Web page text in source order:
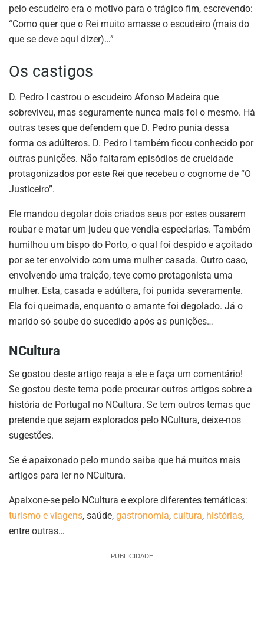
pelo escudeiro era o motivo para o trágico fim, escrevendo:
“Como quer que o Rei muito amasse o escudeiro (mais do
que se deve aqui dizer)…”
Os castigos
D. Pedro I castrou o escudeiro Afonso Madeira que
sobreviveu, mas seguramente nunca mais foi o mesmo. Há
outras teses que defendem que D. Pedro punia dessa
forma os adúlteros. D. Pedro I também ficou conhecido por
outras punições. Não faltaram episódios de crueldade
protagonizados por este Rei que recebeu o cognome de “O
Justiceiro”.
Ele mandou degolar dois criados seus por estes ousarem
roubar e matar um judeu que vendia especiarias. Também
humilhou um bispo do Porto, o qual foi despido e açoitado
por se ter envolvido com uma mulher casada. Outro caso,
envolvendo uma traição, teve como protagonista uma
mulher. Esta, casada e adúltera, foi punida severamente.
Ela foi queimada, enquanto o amante foi degolado. Já o
marido só soube do sucedido após as punições…
NCultura
Se gostou deste artigo reaja a ele e faça um comentário!
Se gostou deste tema pode procurar outros artigos sobre a
história de Portugal no NCultura. Se tem outros temas que
pretende que sejam explorados pelo NCultura, deixe-nos
sugestões.
Se é apaixonado pelo mundo saiba que há muitos mais
artigos para ler no NCultura.
Apaixone-se pelo NCultura e explore diferentes temáticas:
turismo e viagens, saúde, gastronomia, cultura, histórias,
entre outras…
PUBLICIDADE